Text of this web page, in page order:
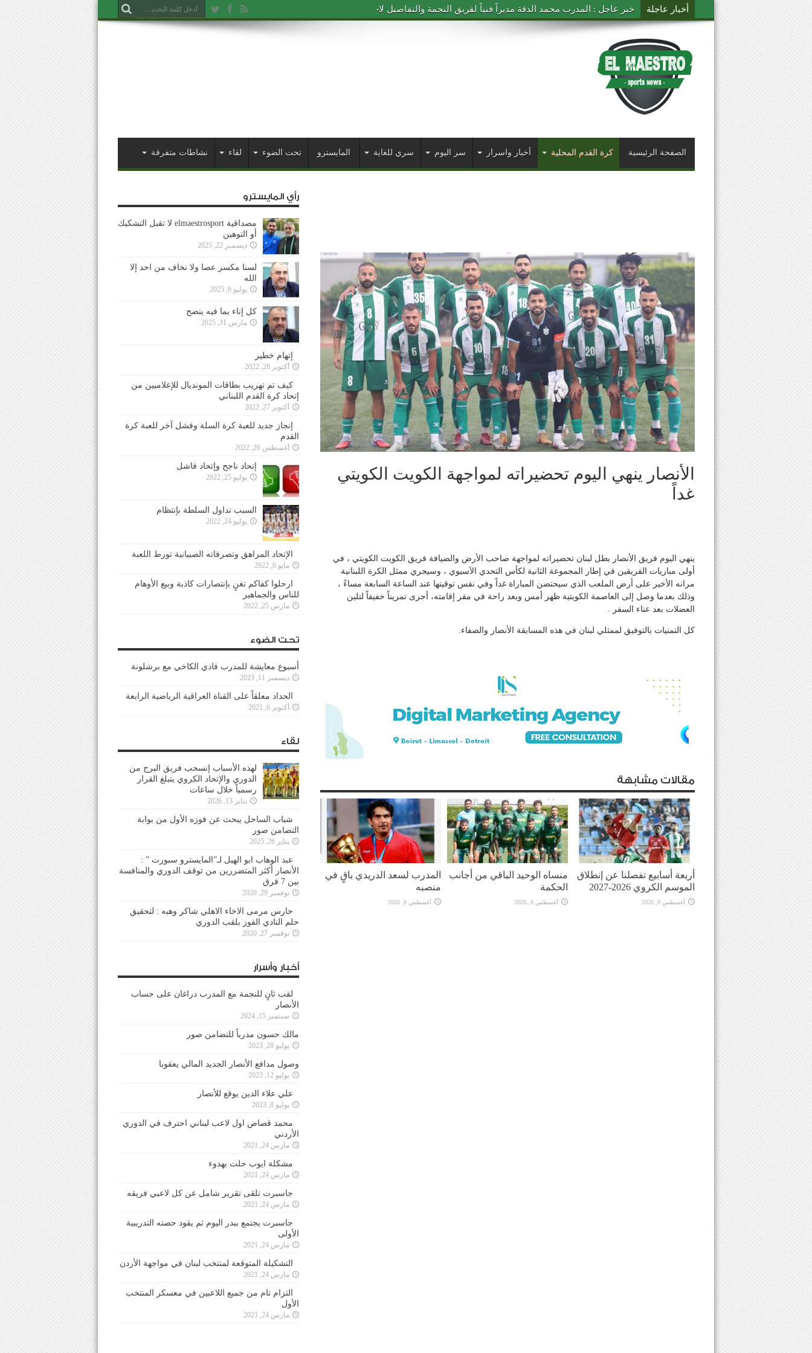
أخبار عاجلة خبر عاجل : المدرب محمد الدقة مديراً فنياً لفريق النجمة والتفاصيل لاحقاً
الصفحة الرئيسية كرة القدم المحلية أخبار واسرار سر اليوم سري للغاية المايسترو تحت الضوء لقاء نشاطات متفرقة
الأنصار ينهي اليوم تحضيراته لمواجهة الكويت الكويتي
غداً
ينهي اليوم فريق الأنصار بطل لبنان تحضيراته لمواجهة صاحب الأرض والضيافة فريق الكويت الكويتي ، في
أولى مباريات الفريقين في إطار المجموعة الثانية لكأس التحدي الآسيوي ، وسيجري ممثل الكرة اللبنانية
مرانه الأخير على أرض الملعب الذي سيحتضن المباراة غداً وفي نفس توقيتها عند الساعة السابعة مساءً ،
وذلك بعدما وصل إلى العاصمة الكويتية ظهر أمس وبعد راحة في مقر إقامته، أجرى تمريناً خفيفاً لتلين
العضلات بعد عناء السفر .
كل التمنيات بالتوفيق لممثلي لبنان في هذه المسابقة الأنصار والصفاء.
مقالات مشابهة
أربعة أسابيع تفصلنا عن إنطلاق
الموسم الكروي 2026-2027
أغسطس 8, 2026
منساه الوحيد الباقي من أجانب
الحكمة
أغسطس 8, 2026
المدرب لسعد الدريدي باقٍ في
منصبه
أغسطس 8, 2026
رأي المايسترو
مصداقية elmaestrosport لا تقبل التشكيك
أو التوهين
ديسمبر 22, 2025
لسنا مكسر عصا ولا نخاف من احد إلا
الله
يوليو 6, 2025
كل إناء بما فيه ينضح
مارس 31, 2025
إتهام خطير
أكتوبر 28, 2022
كيف تم تهريب بطاقات المونديال للإعلاميين من
إتحاد كرة القدم اللبناني
أكتوبر 27, 2022
إنجاز جديد للعبة كرة السلة وفشل آخر للعبة كرة
القدم
أغسطس 26, 2022
إتحاد ناجح وإتحاد فاشل
يوليو 25, 2022
السبب تداول السلطة بإنتظام
يوليو 24, 2022
الإتحاد المراهق وتصرفاته الصبيانية تورط اللعبة
مايو 6, 2022
ارحلوا كفاكم تغنٍ بإنتصارات كاذبة وبيع الأوهام
للناس والجماهير
مارس 25, 2022
تحت الضوء
أسبوع معايشة للمدرب فادي الكاخي مع برشلونة
ديسمبر 11, 2023
الحداد معلقاً على القناة العراقية الرياضية الرابعة
أكتوبر 6, 2021
لقاء
لهذه الأسباب إنسحب فريق البرج من
الدوري والإتحاد الكروي يتبلغ القرار
رسمياً خلال ساعات
يناير 13, 2026
شباب الساحل يبحث عن فوزه الأول من بوابة
التضامن صور
يناير 26, 2025
عبد الوهاب ابو الهيل لـ”المايسترو سبورت ” :
الأنصار أكثر المتضررين من توقف الدوري والمنافسة
بين 7 فرق
نوفمبر 29, 2020
حارس مرمى الاخاء الاهلي شاكر وهبه : لتحقيق
حلم النادي الفوز بلقب الدوري
نوفمبر 27, 2020
أخبار وأسرار
لقب ثانٍ للنجمة مع المدرب دراغان على حساب
الأنصار
سبتمبر 15, 2024
مالك حسون مدرباً للتضامن صور
يوليو 28, 2023
وصول مدافع الأنصار الجديد المالي يعقوبا
يوليو 12, 2023
علي علاء الدين يوقع للأنصار
يوليو 8, 2023
محمد قصاص اول لاعب لبناني احترف في الدوري
الأردني
مارس 24, 2021
مشكلة ايوب حلت بهدوء
مارس 24, 2021
جاسبرت تلقى تقرير شامل عن كل لاعبي فريقه
مارس 24, 2021
جاسبرت يجتمع ببدر اليوم ثم يقود حصته التدريبية
الأولى
مارس 24, 2021
التشكيلة المتوقعة لمنتخب لبنان في مواجهة الأردن
مارس 24, 2021
التزام تام من جميع اللاعبين في معسكر المنتخب
الأول
مارس 24, 2021